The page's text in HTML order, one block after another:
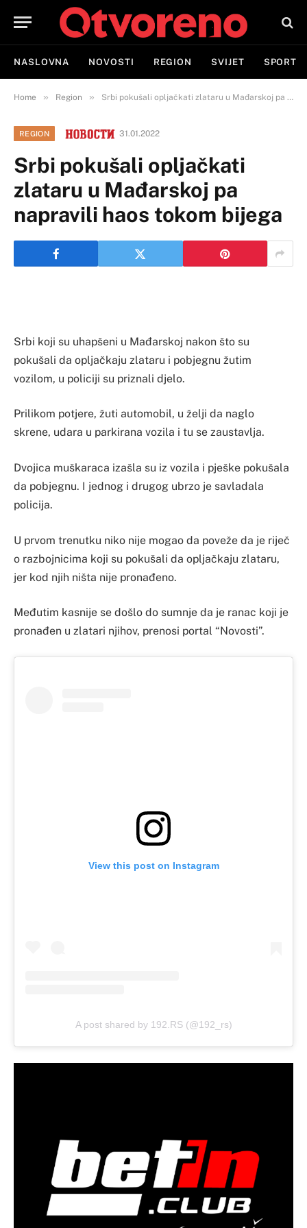
NASLOVNA NOVOSTI REGION SVIJET SPORT
Home » Region » Srbi pokušali opljačkati zlataru u Mađarskoj pa napravili haos tokom bijega
REGION 31.01.2022
Srbi pokušali opljačkati
zlataru u Mađarskoj pa
napravili haos tokom bijega
Srbi koji su uhapšeni u Mađarskoj nakon što su
pokušali da opljačkaju zlataru i pobjegnu žutim
vozilom, u policiji su priznali djelo.
Prilikom potjere, žuti automobil, u želji da naglo
skrene, udara u parkirana vozila i tu se zaustavlja.
Dvojica muškaraca izašla su iz vozila i pješke pokušala
da pobjegnu. I jednog i drugog ubrzo je savladala
policija.
U prvom trenutku niko nije mogao da poveže da je riječ
o razbojnicima koji su pokušali da opljačkaju zlataru,
jer kod njih ništa nije pronađeno.
Međutim kasnije se došlo do sumnje da je ranac koji je
pronađen u zlatari njihov, prenosi portal “Novosti”.
View this post on Instagram
A post shared by 192.RS (@192_rs)